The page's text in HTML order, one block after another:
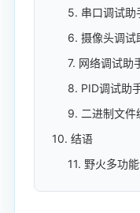
5. 串口调试助
6. 摄像头调试
7. 网络调试助
8. PID调试助
9. 二进制文件
10. 结语
11. 野火多功